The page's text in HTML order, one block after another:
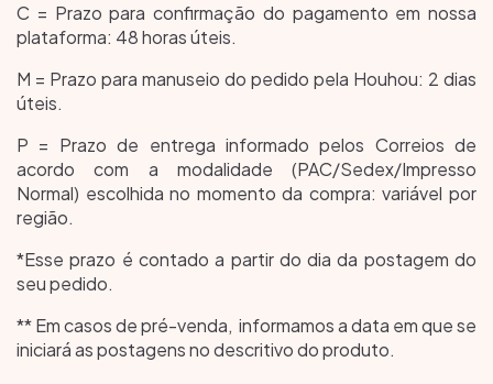
C = Prazo para confirmação do pagamento em nossa
plataforma: 48 horas úteis.
M = Prazo para manuseio do pedido pela Houhou: 2 dias
úteis.
P = Prazo de entrega informado pelos Correios de
acordo com a modalidade (PAC/Sedex/Impresso
Normal) escolhida no momento da compra: variável por
região.
*Esse prazo é contado a partir do dia da postagem do
seu pedido.
** Em casos de pré-venda, informamos a data em que se
iniciará as postagens no descritivo do produto.